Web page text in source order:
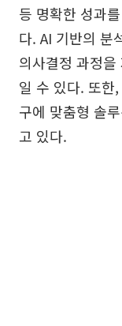
등 명확한 성과
다. AI 기반의 분
의사결정 과정
일 수 있다. 또한
구에 맞춤형 솔
고 있다.